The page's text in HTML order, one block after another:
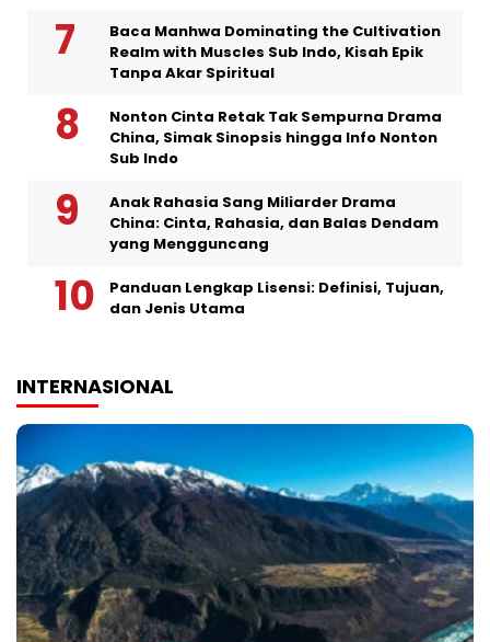
Baca Manhwa Dominating the Cultivation
Realm with Muscles Sub Indo, Kisah Epik
Tanpa Akar Spiritual
Nonton Cinta Retak Tak Sempurna Drama
China, Simak Sinopsis hingga Info Nonton
Sub Indo
Anak Rahasia Sang Miliarder Drama
China: Cinta, Rahasia, dan Balas Dendam
yang Mengguncang
Panduan Lengkap Lisensi: Definisi, Tujuan,
dan Jenis Utama
INTERNASIONAL